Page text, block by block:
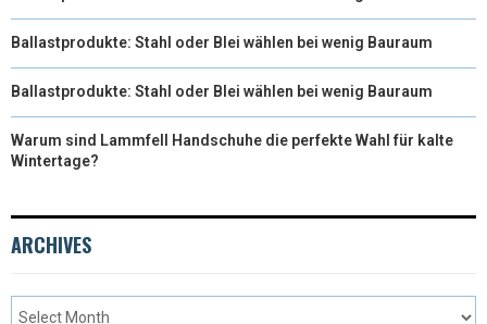
Ballastprodukte: Stahl oder Blei wählen bei wenig Bauraum
Ballastprodukte: Stahl oder Blei wählen bei wenig Bauraum
Warum sind Lammfell Handschuhe die perfekte Wahl für kalte
Wintertage?
ARCHIVES